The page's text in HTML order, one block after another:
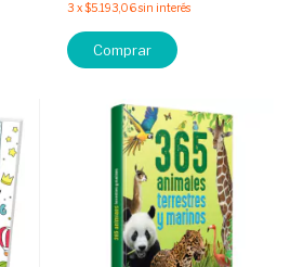
3 x$5.193,06sin interés